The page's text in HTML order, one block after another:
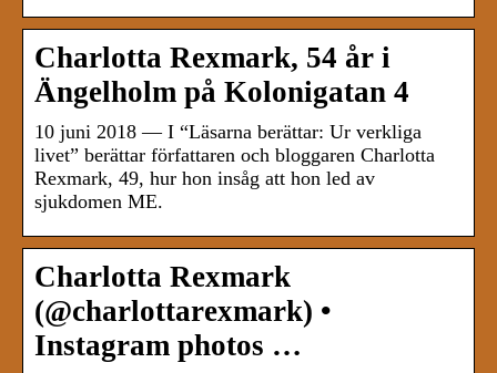
Charlotta Rexmark, 54 år i
Ängelholm på Kolonigatan 4
10 juni 2018 — I “Läsarna berättar: Ur verkliga
livet” berättar författaren och bloggaren Charlotta
Rexmark, 49, hur hon insåg att hon led av
sjukdomen ME.
Charlotta Rexmark
(@charlottarexmark) •
Instagram photos …